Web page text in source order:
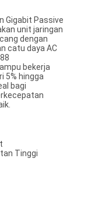
Gigabit Passive
unit jaringan
dengan
catu daya AC
bekerja
5% hingga
bagi
Tinggi